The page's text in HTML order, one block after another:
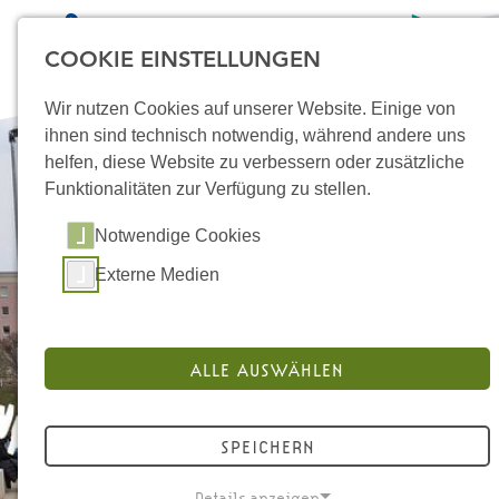
STARTSEITE
ÜBER UNS
MIKROPROJEKTE
MATERIALIEN
KONTAKT
COOKIE EINSTELLUNGEN
Wir nutzen Cookies auf unserer Website. Einige von
ihnen sind technisch notwendig, während andere uns
helfen, diese Website zu verbessern oder zusätzliche
Funktionalitäten zur Verfügung zu stellen.
Notwendige Cookies
Externe Medien
ALLE AUSWÄHLEN
SPEICHERN